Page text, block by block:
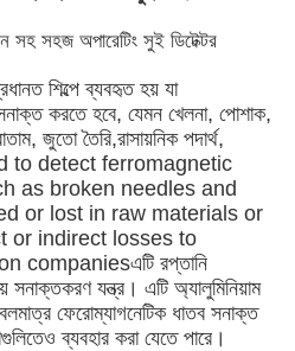
সহ সহজ অপারেটিং সুই ডিটেক্টর
শিল্পে ব্যবহৃত হয় যা
করতে হবে, যেমন খেলনা, পোশাক,
জুতো তৈরি,রাসায়নিক পদার্থ,
to detect ferromagnetic
as broken needles and
or lost in raw materials or
or indirect losses to
companiesএটি রপ্তানি
যন্ত্র। এটি অ্যালুমিনিয়াম
ফেরোম্যাগনেটিক ধাতব সনাক্ত
ব্যবহার করা যেতে পারে।